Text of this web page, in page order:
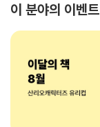
이 분야의 이벤트